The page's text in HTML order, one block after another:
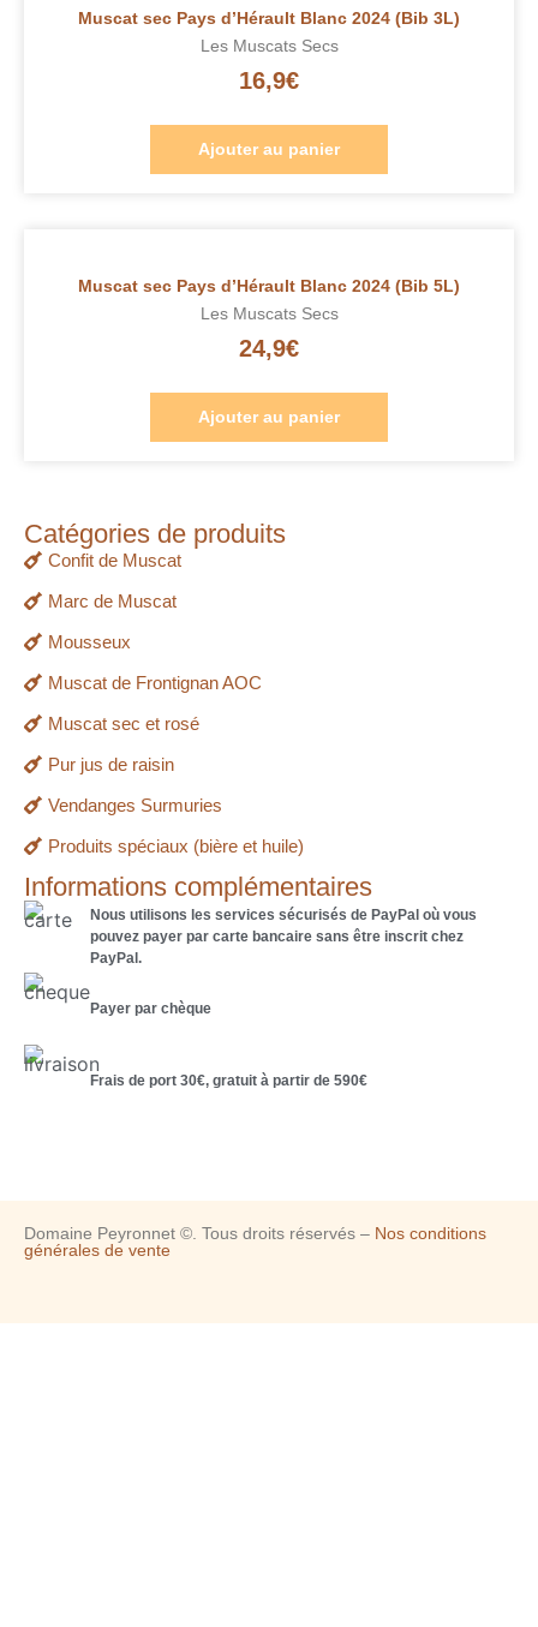
Muscat sec Pays d’Hérault Blanc 2024 (Bib 3L)
Les Muscats Secs
16,9€
Ajouter au panier
Muscat sec Pays d’Hérault Blanc 2024 (Bib 5L)
Les Muscats Secs
24,9€
Ajouter au panier
Catégories de produits
Confit de Muscat
Marc de Muscat
Mousseux
Muscat de Frontignan AOC
Muscat sec et rosé
Pur jus de raisin
Vendanges Surmuries
Produits spéciaux (bière et huile)
Informations complémentaires
Nous utilisons les services sécurisés de PayPal où vous
pouvez payer par carte bancaire sans être inscrit chez
PayPal.
Payer par chèque
Frais de port 30€, gratuit à partir de 590€
Domaine Peyronnet ©. Tous droits réservés – Nos conditions
générales de vente